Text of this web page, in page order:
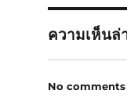
ความเห็นล่
No